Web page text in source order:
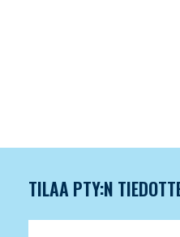
TILAA PTY:N